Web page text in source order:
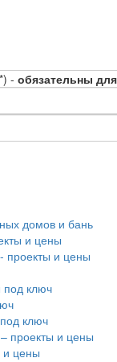
- обязательны
домов и бань
и цены
проекты и цены
под ключ
ключ
проекты и цены
и цены